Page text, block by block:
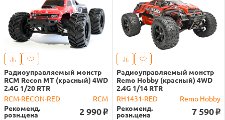
Радиоуправляемый монстр
RCM Recon MT (красный) 4WD
2.4G 1/20 RTR
RCM-RECON-RED
RCM
Рекоменд.
розн.цена 2 990 o
Радиоуправляемый монстр
Remo Hobby (красный) 4WD
2.4G 1/14 RTR
RH1431-RED
Remo Hobby
Рекоменд.
розн.цена 7 590 o